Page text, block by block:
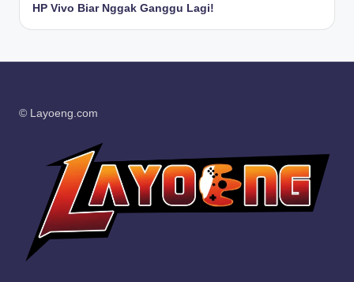
HP Vivo Biar Nggak Ganggu Lagi!
© Layoeng.com